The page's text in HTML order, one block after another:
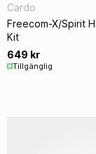
Cardo
Freecom-X/Spirit
Kit
649 kr
Tillgänglig